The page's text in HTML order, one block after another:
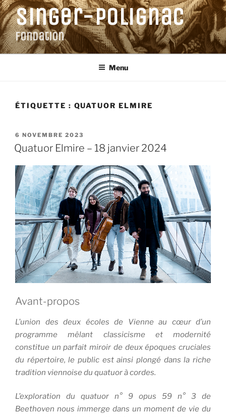
Aller
au
contenu
principal
Singer-Polignac
Fondation
Menu
ÉTIQUETTE : QUATUOR ELMIRE
PUBLIÉ
LE
6 NOVEMBRE 2023
Quatuor Elmire – 18 janvier 2024
Avant-propos
L’union des deux écoles de Vienne au cœur d’un
programme mêlant classicisme et modernité
constitue un parfait miroir de deux époques cruciales
du répertoire, le public est ainsi plongé dans la riche
tradition viennoise du quatuor à cordes.
L’exploration du quatuor n° 9 opus 59 n° 3 de
Beethoven nous immerge dans un moment de vie du